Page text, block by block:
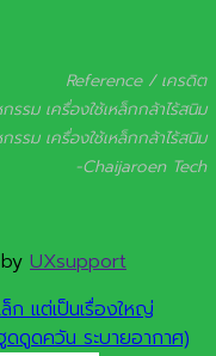
Reference / เครดิต
รม เครื่องใช้เหล็กกล้าไร้สนิม
ม เครื่องใช้เหล็กกล้าไร้สนิม
-Chaijaroen Tech
UXsupport
ก แต่เป็นเรื่องใหญ่
ดูดควัน ระบายอากาศ)